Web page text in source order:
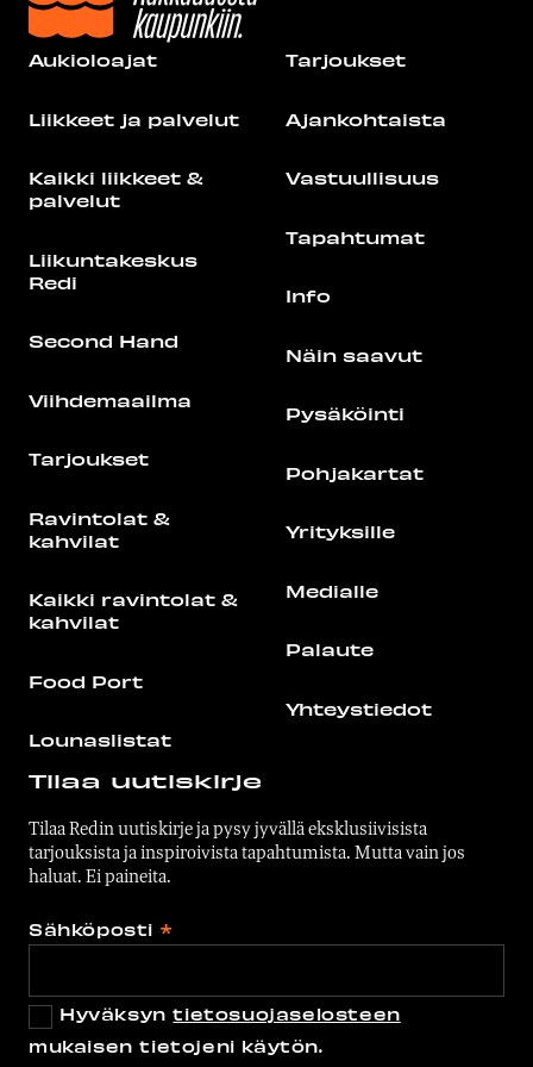
Aukioloajat
Liikkeet ja palvelut
Kaikki liikkeet &
palvelut
Liikuntakeskus
Redi
Second Hand
Viihdemaailma
Tarjoukset
Ravintolat &
kahvilat
Kaikki ravintolat &
kahvilat
Food Port
Lounaslistat
Tarjoukset
Ajankohtaista
Vastuullisuus
Tapahtumat
Info
Näin saavut
Pysäköinti
Pohjakartat
Yrityksille
Medialle
Palaute
Yhteystiedot
Tilaa uutiskirje
Tilaa Redin uutiskirje ja pysy jyvällä eksklusiivisista
tarjouksista ja inspiroivista tapahtumista. Mutta vain jos
haluat. Ei paineita.
Sähköposti *
Hyväksyntietosuojaselosteen
mukaisen tietojeni käytön.